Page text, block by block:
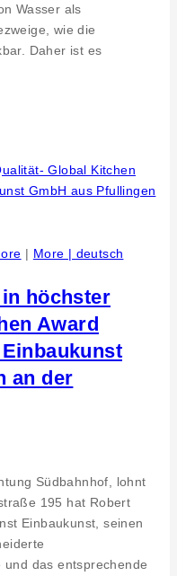
Wasser als
wie die
Daher ist es
| More | deutsch
höchster
Award
an der
Südbahnhof, lohnt
195 hat Robert
Einbaukunst, seinen
und das entsprechende